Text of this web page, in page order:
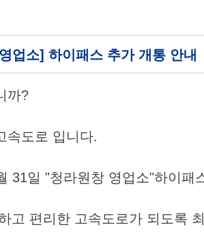
업소] 하이패스 추가 개통 안내
까?
속도로 입니다.
31일 "청라원창 영업소"하이
고 편리한 고속도로가 되도록